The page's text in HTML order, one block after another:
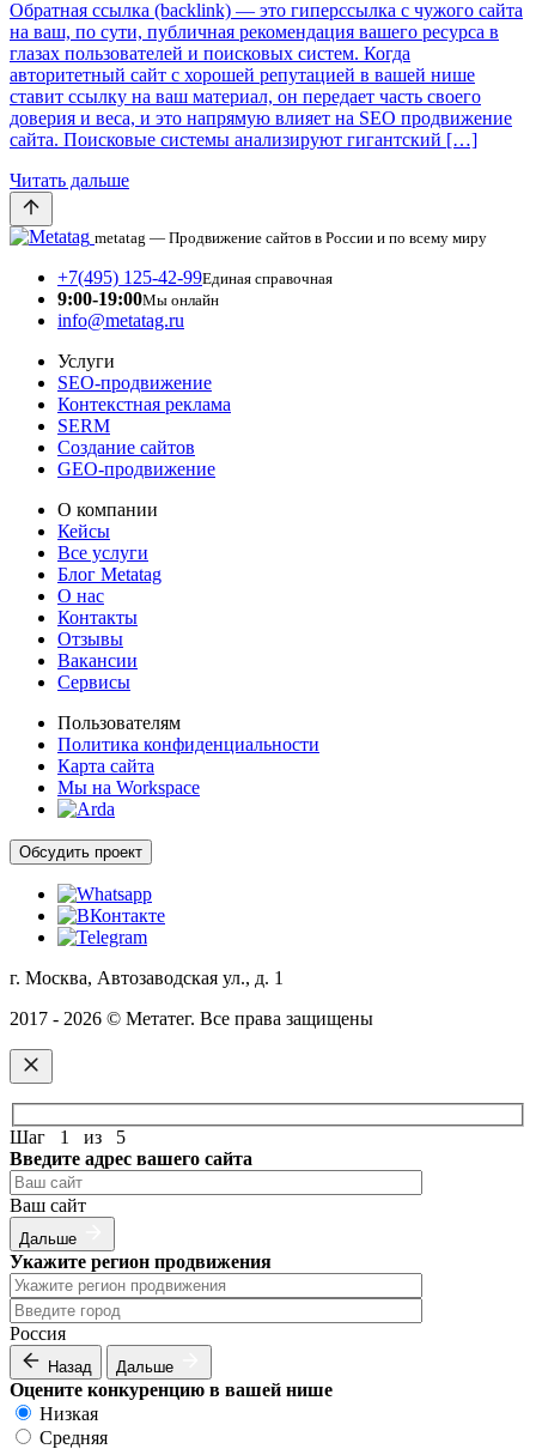
Обратная ссылка (backlink) — это гиперссылка с чужого сайта
на ваш, по сути, публичная рекомендация вашего ресурса в
глазах пользователей и поисковых систем. Когда
авторитетный сайт с хорошей репутацией в вашей нише
ставит ссылку на ваш материал, он передает часть своего
доверия и веса, и это напрямую влияет на SEO продвижение
сайта. Поисковые системы анализируют гигантский […]
Читать дальше
metatag — Продвижение сайтов в России и по всему миру
+7(495) 125-42-99Единая справочная
9:00-19:00Мы онлайн
info@metatag.ru
Услуги
SEO-продвижение
Контекстная реклама
SERM
Создание сайтов
GEO-продвижение
О компании
Кейсы
Все услуги
Блог Metatag
О нас
Контакты
Отзывы
Вакансии
Сервисы
Пользователям
Политика конфиденциальности
Карта сайта
Мы на Workspace
Обсудить проект
г. Москва, Автозаводская ул., д. 1
2017 - 2026 © Метатег. Все права защищены
Шаг 1 из 5
Введите адрес вашего сайта
Ваш сайт
Дальше
Укажите регион продвижения
Россия
Назад Дальше
Оцените конкуренцию в вашей нише
Низкая
Средняя